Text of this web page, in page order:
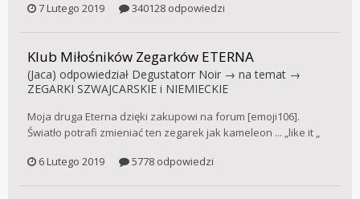
7 Lutego 2019 340128 odpowiedzi
Klub Miłośników Zegarków ETERNA
(Jaca) odpowiedział Degustatorr Noir → na temat →
ZEGARKI SZWAJCARSKIE i NIEMIECKIE
Moja druga Eterna dzięki zakupowi na forum [emoji106].
Światło potrafi zmieniać ten zegarek jak kameleon ... „like it „
6 Lutego 2019
5778 odpowiedzi